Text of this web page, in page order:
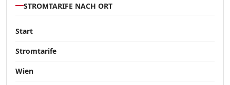
STROMTARIFE NACH ORT
Start
Stromtarife
Wien